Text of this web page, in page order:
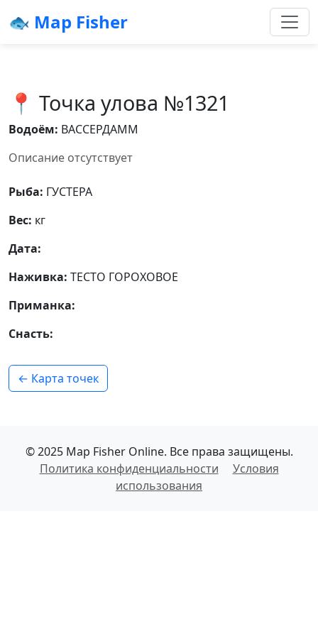
🐟 Map Fisher
📍 Точка улова №1321
Водоём: ВАССЕРДАММ
Описание отсутствует
Рыба: ГУСТЕРА
Вес: кг
Дата:
Наживка: ТЕСТО ГОРОХОВОЕ
Приманка:
Снасть:
← Карта точек
© 2025 Map Fisher Online. Все права защищены.
Политика конфиденциальности
Условия
использования